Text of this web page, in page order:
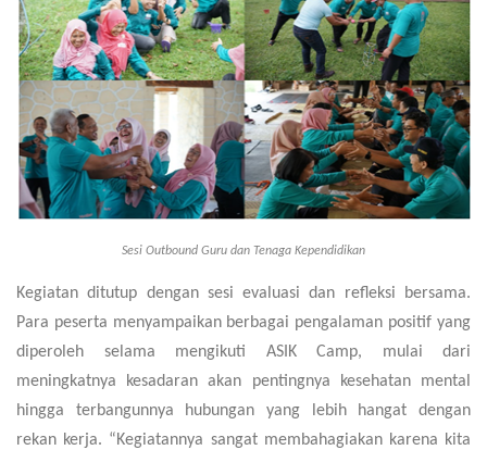
Sesi Outbound Guru dan Tenaga Kependidikan
Kegiatan ditutup dengan sesi evaluasi dan refleksi bersama.
Para peserta menyampaikan berbagai pengalaman positif yang
diperoleh selama mengikuti ASIK Camp, mulai dari
meningkatnya kesadaran akan pentingnya kesehatan mental
hingga terbangunnya hubungan yang lebih hangat dengan
rekan kerja. “Kegiatannya sangat membahagiakan karena kita